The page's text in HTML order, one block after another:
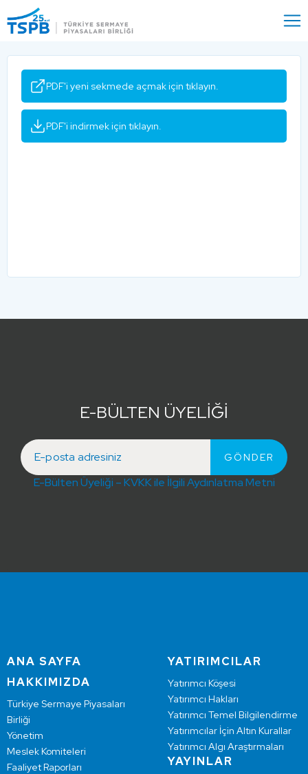
Close
PDF'i yeni sekmede açmak için tıklayın.
PDF'i indirmek için tıklayın.
E-BÜLTEN ÜYELİĞİ
E-Bülten Üyeliği – KVKK ile İlgili Aydınlatma Metni
ANA SAYFA
HAKKIMIZDA
Türkiye Sermaye Piyasaları
Birliği
Yönetim
Meslek Komiteleri
Faaliyet Raporları
YATIRIMCILAR
Yatırımcı Köşesi
Yatırımcı Hakları
Yatırımcı Temel Bilgilendirme
Yatırımcılar İçin Altın Kurallar
Yatırımcı Algı Araştırmaları
YAYINLAR